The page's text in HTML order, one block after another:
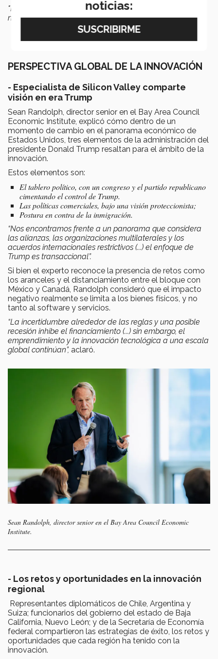
"Nos van a contratar por nuestra red de contactos y por
nuestra marca personal”.
PERSPECTIVA GLOBAL DE LA INNOVACIÓN
- Especialista de Silicon Valley comparte
visión en era Trump
Sean Randolph, director senior en el Bay Area Council
Economic Institute, explicó cómo dentro de un
momento de cambio en el panorama económico de
Estados Unidos, tres elementos de la administración del
presidente Donald Trump resaltan para el ámbito de la
innovación.
Estos elementos son:
El tablero político, con un congreso y el partido republicano
cimentando el control de Trump.
Las políticas comerciales, bajo una visión proteccionista;
Postura en contra de la inmigración.
“Nos encontramos frente a un panorama que considera
las alianzas, las organizaciones multilaterales y los
acuerdos internacionales restrictivos (...) el enfoque de
Trump es transaccional”.
Si bien el experto reconoce la presencia de retos como
los aranceles y el distanciamiento entre el bloque con
México y Canadá, Randolph consideró que el impacto
negativo realmente se limita a los bienes físicos, y no
tanto al software y servicios.
“La incertidumbre alrededor de las reglas y una posible
recesión inhibe el financiamiento (...) sin embargo, el
emprendimiento y la innovación tecnológica a una escala
global continúan”, aclaró.
Sean Randolph, director senior en el Bay Area Council Economic
Institute.
- Los retos y oportunidades en la innovación
regional
Representantes diplomáticos de Chile, Argentina y
Suiza; funcionarios del gobierno del estado de Baja
California, Nuevo León; y de la Secretaría de Economía
federal compartieron las estrategias de éxito, los retos y
oportunidades que cada región ha tenido con la
innovación.
noticias: